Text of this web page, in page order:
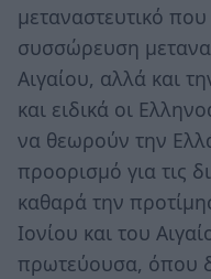
μεταναστευτικό
συσσώρευση
Αιγαίου, αλλά και
και ειδικά οι
να θεωρούν την
προορισμό για τις
καθαρά την
Ιονίου και του
πρωτεύουσα, όπου